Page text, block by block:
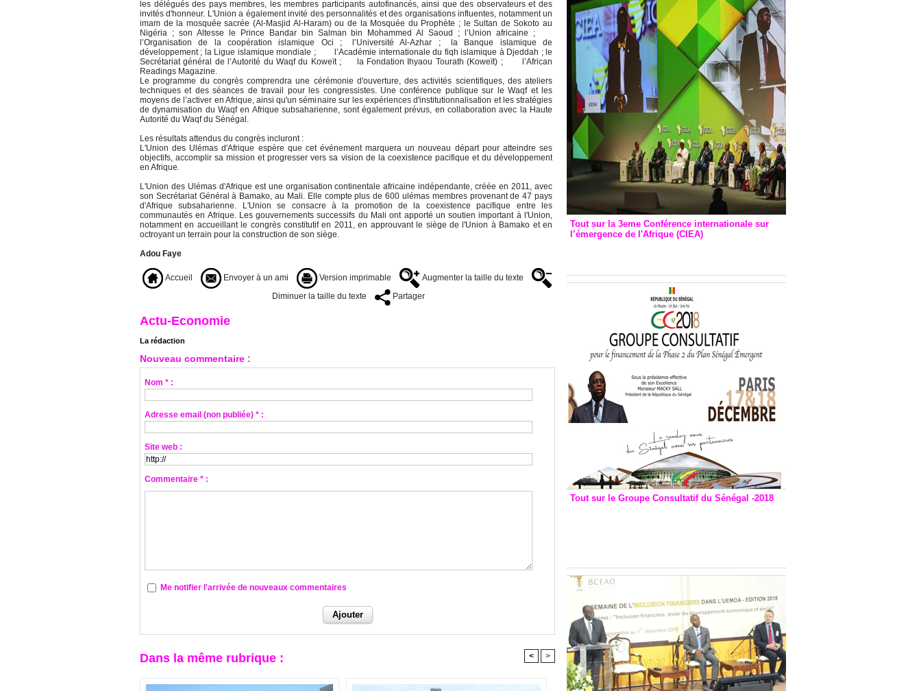
les délégués des pays membres, les membres participants autofinancés, ainsi que des observateurs et des
invités d'honneur. L'Union a également invité des personnalités et des organisations influentes, notamment un
imam de la mosquée sacrée (Al-Masjid Al-Haram) ou de la Mosquée du Prophète ; le Sultan de Sokoto au
Nigéria ; son Altesse le Prince Bandar bin Salman bin Mohammed Al Saoud ; l’Union africaine ;
l’Organisation de la coopération islamique Oci ; l’Université Al-Azhar ; la Banque islamique de
développement ; la Ligue islamique mondiale ; l’Académie internationale du fiqh islamique à Djeddah ; le
Secrétariat général de l’Autorité du Waqf du Koweït ; la Fondation Ihyaou Tourath (Koweït) ; l’African
Readings Magazine.
Le programme du congrès comprendra une cérémonie d'ouverture, des activités scientifiques, des ateliers
techniques et des séances de travail pour les congressistes. Une conférence publique sur le Waqf et les
moyens de l’activer en Afrique, ainsi qu'un séminaire sur les expériences d'institutionnalisation et les stratégies
de dynamisation du Waqf en Afrique subsaharienne, sont également prévus, en collaboration avec la Haute
Autorité du Waqf du Sénégal.
Les résultats attendus du congrès incluront :
L'Union des Ulémas d'Afrique espère que cet événement marquera un nouveau départ pour atteindre ses
objectifs, accomplir sa mission et progresser vers sa vision de la coexistence pacifique et du développement
en Afrique.
L'Union des Ulémas d'Afrique est une organisation continentale africaine indépendante, créée en 2011, avec
son Secrétariat Général à Bamako, au Mali. Elle compte plus de 600 ulémas membres provenant de 47 pays
d'Afrique subsaharienne. L'Union se consacre à la promotion de la coexistence pacifique entre les
communautés en Afrique. Les gouvernements successifs du Mali ont apporté un soutien important à l'Union,
notamment en accueillant le congrès constitutif en 2011, en approuvant le siège de l'Union à Bamako et en
octroyant un terrain pour la construction de son siège.
Adou Faye
Accueil Envoyer à un ami Version imprimable
Augmenter la taille du texte
Diminuer la taille du texte
Partager
Actu-Economie
La rédaction
Nouveau commentaire :
Nom * :
Adresse email (non publiée) * :
Site web :
Commentaire * :
Me notifier l'arrivée de nouveaux commentaires
Dans la même rubrique : < >
Tout sur la 3eme Conférence internationale sur
l’émergence de l'Afrique (CIEA)
Tout sur le Groupe Consultatif du Sénégal -2018